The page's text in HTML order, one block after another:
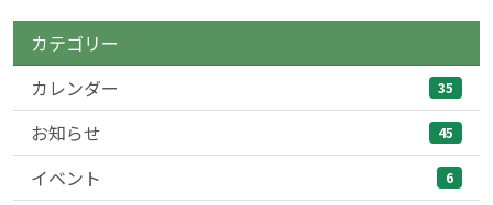
カテゴリー
カレンダー
35
お知らせ 45
イベント 6